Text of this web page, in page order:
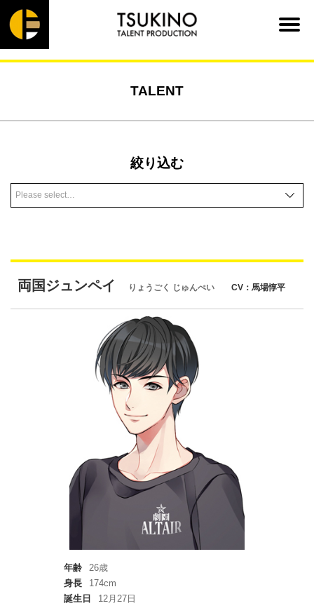
TALENT
絞り込む
両国ジュンペイ りょうごく じゅんぺい CV：馬場惇平
年齢
26歳
身長
174cm
誕生日
12月27日